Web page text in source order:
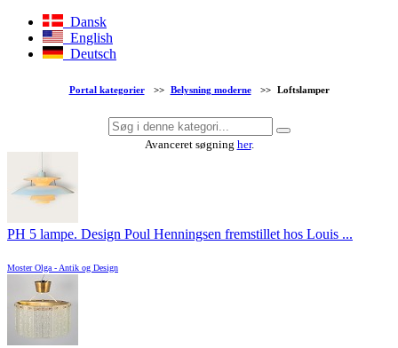
Dansk
English
Deutsch
Portal kategorier >> Belysning moderne >> Loftslamper
Avanceret søgning her.
PH 5 lampe. Design Poul Henningsen fremstillet hos Louis ...
Moster Olga - Antik og Design